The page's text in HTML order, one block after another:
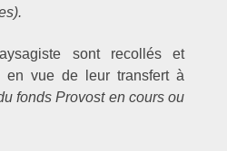
sont recollés et
en vue de leur transfert à
fonds Provost en cours ou